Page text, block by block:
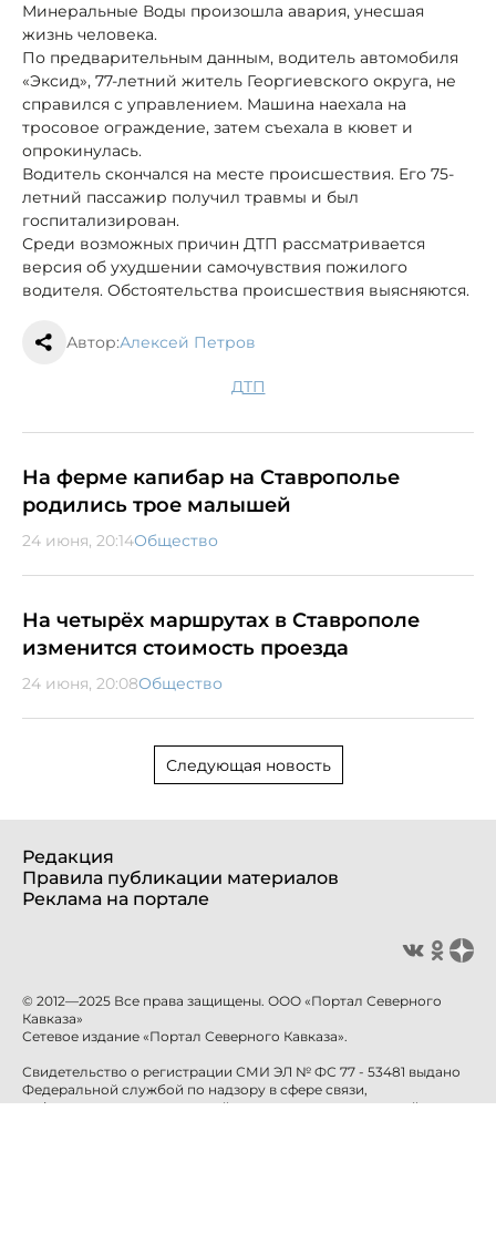
Минеральные Воды произошла авария, унесшая
жизнь человека.
По предварительным данным, водитель автомобиля
«Эксид», 77-летний житель Георгиевского округа, не
справился с управлением. Машина наехала на
тросовое ограждение, затем съехала в кювет и
опрокинулась.
Водитель скончался на месте происшествия. Его 75-
летний пассажир получил травмы и был
госпитализирован.
Среди возможных причин ДТП рассматривается
версия об ухудшении самочувствия пожилого
водителя. Обстоятельства происшествия выясняются.
Автор:Алексей Петров
ДТП
На ферме капибар на Ставрополье
родились трое малышей
24 июня, 20:14Общество
На четырёх маршрутах в Ставрополе
изменится стоимость проезда
24 июня, 20:08Общество
Следующая новость
Редакция
Правила публикации материалов
Реклама на портале
© 2012—2025 Все права защищены. ООО «Портал Северного
Кавказа»
Сетевое издание «Портал Северного Кавказа».
Свидетельство о регистрации СМИ ЭЛ № ФС 77 - 53481 выдано
Федеральной службой по надзору в сфере связи,
информационных технологий и массовых коммуникаций